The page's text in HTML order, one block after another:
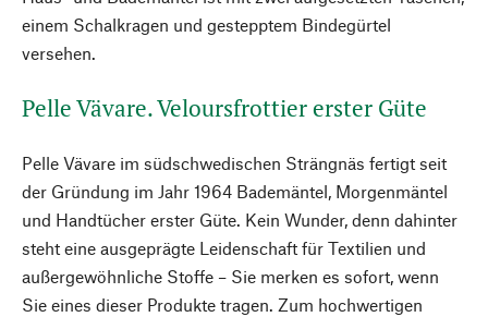
einem Schalkragen und gestepptem Bindegürtel
versehen.
Pelle Vävare. Veloursfrottier erster Güte
Pelle Vävare im südschwedischen Strängnäs fertigt seit
der Gründung im Jahr 1964 Bademäntel, Morgenmäntel
und Handtücher erster Güte. Kein Wunder, denn dahinter
steht eine ausgeprägte Leidenschaft für Textilien und
außergewöhnliche Stoffe – Sie merken es sofort, wenn
Sie eines dieser Produkte tragen. Zum hochwertigen